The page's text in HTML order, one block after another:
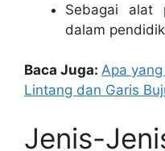
Sebagai alat
dalam
Baca Juga: Apa
Lintang dan Garis
Jenis-